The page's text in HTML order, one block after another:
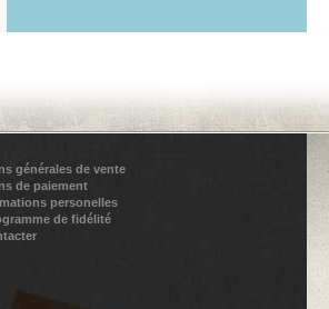
générales de vente
de paiement
personelles
de fidélité